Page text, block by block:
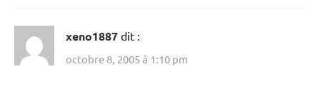
xeno1887 dit :
octobre 8, 2005 à 1:10 pm